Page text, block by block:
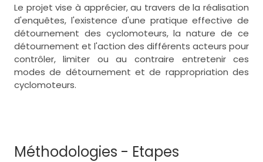
Le projet vise à apprécier, au travers de la réalisation
d'enquêtes, l'existence d'une pratique effective de
détournement des cyclomoteurs, la nature de ce
détournement et l'action des différents acteurs pour
contrôler, limiter ou au contraire entretenir ces
modes de détournement et de rappropriation des
cyclomoteurs.
Méthodologies - Etapes